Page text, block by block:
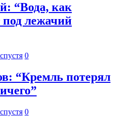
“Вода, как
под лежачий
0
“Кремль потерял
0